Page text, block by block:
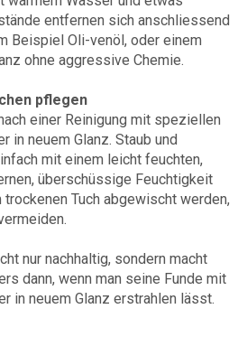
entfernen sich anschliessend
Beispiel Oli-venöl, oder einem
ohne aggressive Chemie.
pflegen
einer Reinigung mit speziellen
in neuem Glanz. Staub und
mit einem leicht feuchten,
überschüssige Feuchtigkeit
Tuch abgewischt werden,
nur nachhaltig, sondern macht
dann, wenn man seine Funde mit
in neuem Glanz erstrahlen lässt.